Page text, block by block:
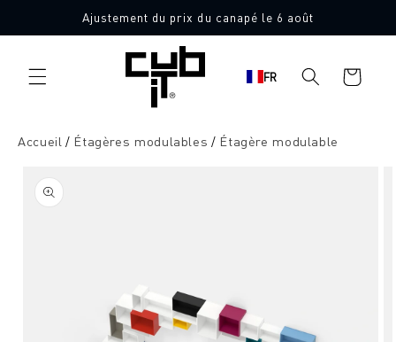
directement
au contenu
Ajustement du prix du canapé le 6 août
FR
Panier
d'achat
Accueil Étagères modulables Étagère modulable
l'information
sur le
produit